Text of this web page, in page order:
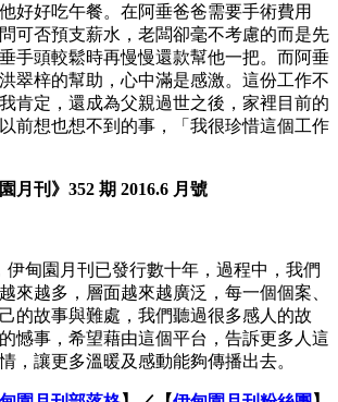
好好吃午餐。在阿垂爸爸需要手術費用
可否預支薪水，老闆卻毫不考慮的而是先
手頭較鬆時再慢慢還款幫他一把。而阿垂
翠梓的幫助，心中滿是感激。這份工作不
肯定，還成為父親過世之後，家裡目前的
前想也想不到的事，「我很珍惜這個工作
月刊》352 期 2016.6 月號
伊甸園月刊已發行數十年，過程中，我們
來越多，層面越來越廣泛，每一個個案、
的故事與難處，我們聽過很多感人的故
憾事，希望藉由這個平台，告訴更多人這
，讓更多溫暖及感動能夠傳播出去。